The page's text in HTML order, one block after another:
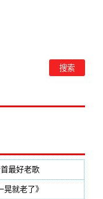
最好老歌(300)
晃就老了》